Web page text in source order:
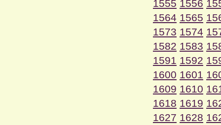
1555 1556
1564 1565
1573 1574
1582 1583
1591 1592
1600 1601
1609 1610
1618 1619
1627 1628